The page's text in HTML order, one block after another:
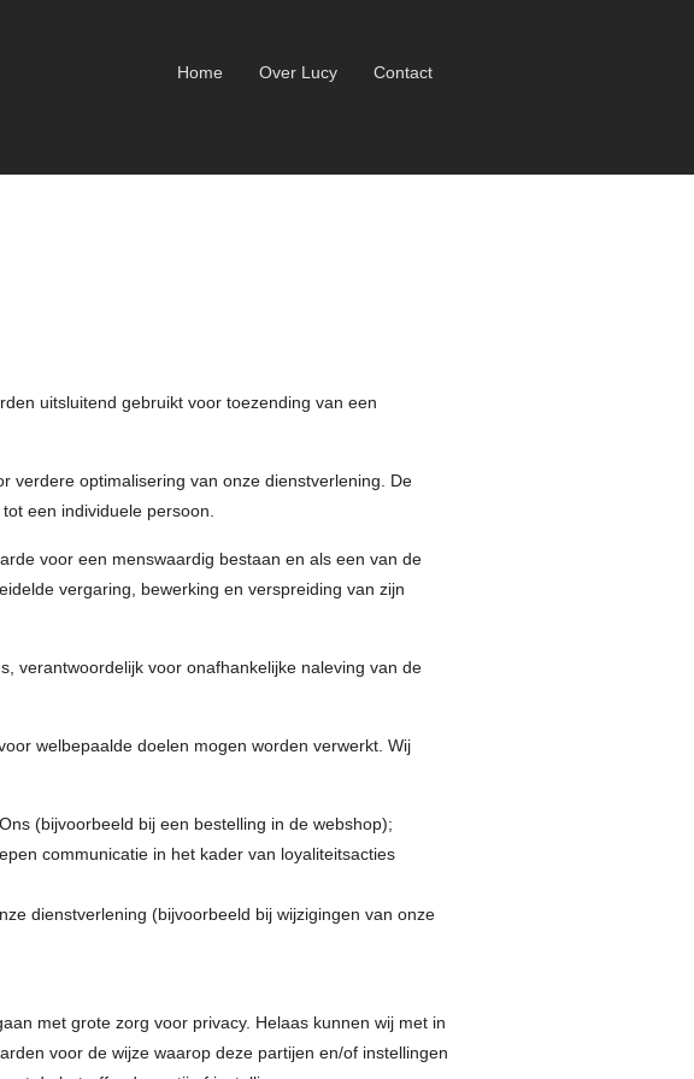
Home Over Lucy Contact
uitsluitend gebruikt voor toezending van een
verdere optimalisering van onze dienstverlening. De
een individuele persoon.
voor een menswaardig bestaan en als een van de
vergaring, bewerking en verspreiding van zijn
verantwoordelijk voor onafhankelijke naleving van de
welbepaalde doelen mogen worden verwerkt. Wij
(bijvoorbeeld bij een bestelling in de webshop);
communicatie in het kader van loyaliteitsacties
dienstverlening (bijvoorbeeld bij wijzigingen van onze
met grote zorg voor privacy. Helaas kunnen wij met in
voor de wijze waarop deze partijen en/of instellingen